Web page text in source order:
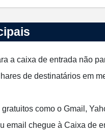
a caixa de entrada não
de destinatários em
como o Gmail,
email chegue à Caixa de